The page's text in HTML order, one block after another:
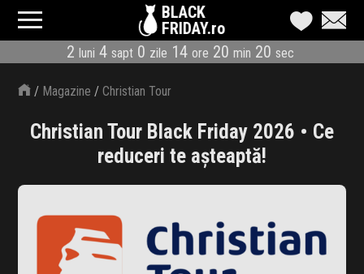
BLACK
FRIDAY.ro
2 luni 4 sapt 0 zile 14 ore 20 min 20 sec
CATEGORII
MAGAZINE
ÎNSCRIE MAGAZIN
LIVE BLOG
REDUCERI
CODURI REDUCERE
/ Magazine /Christian Tour
Christian Tour Black Friday 2026 • Ce
reduceri te așteaptă!